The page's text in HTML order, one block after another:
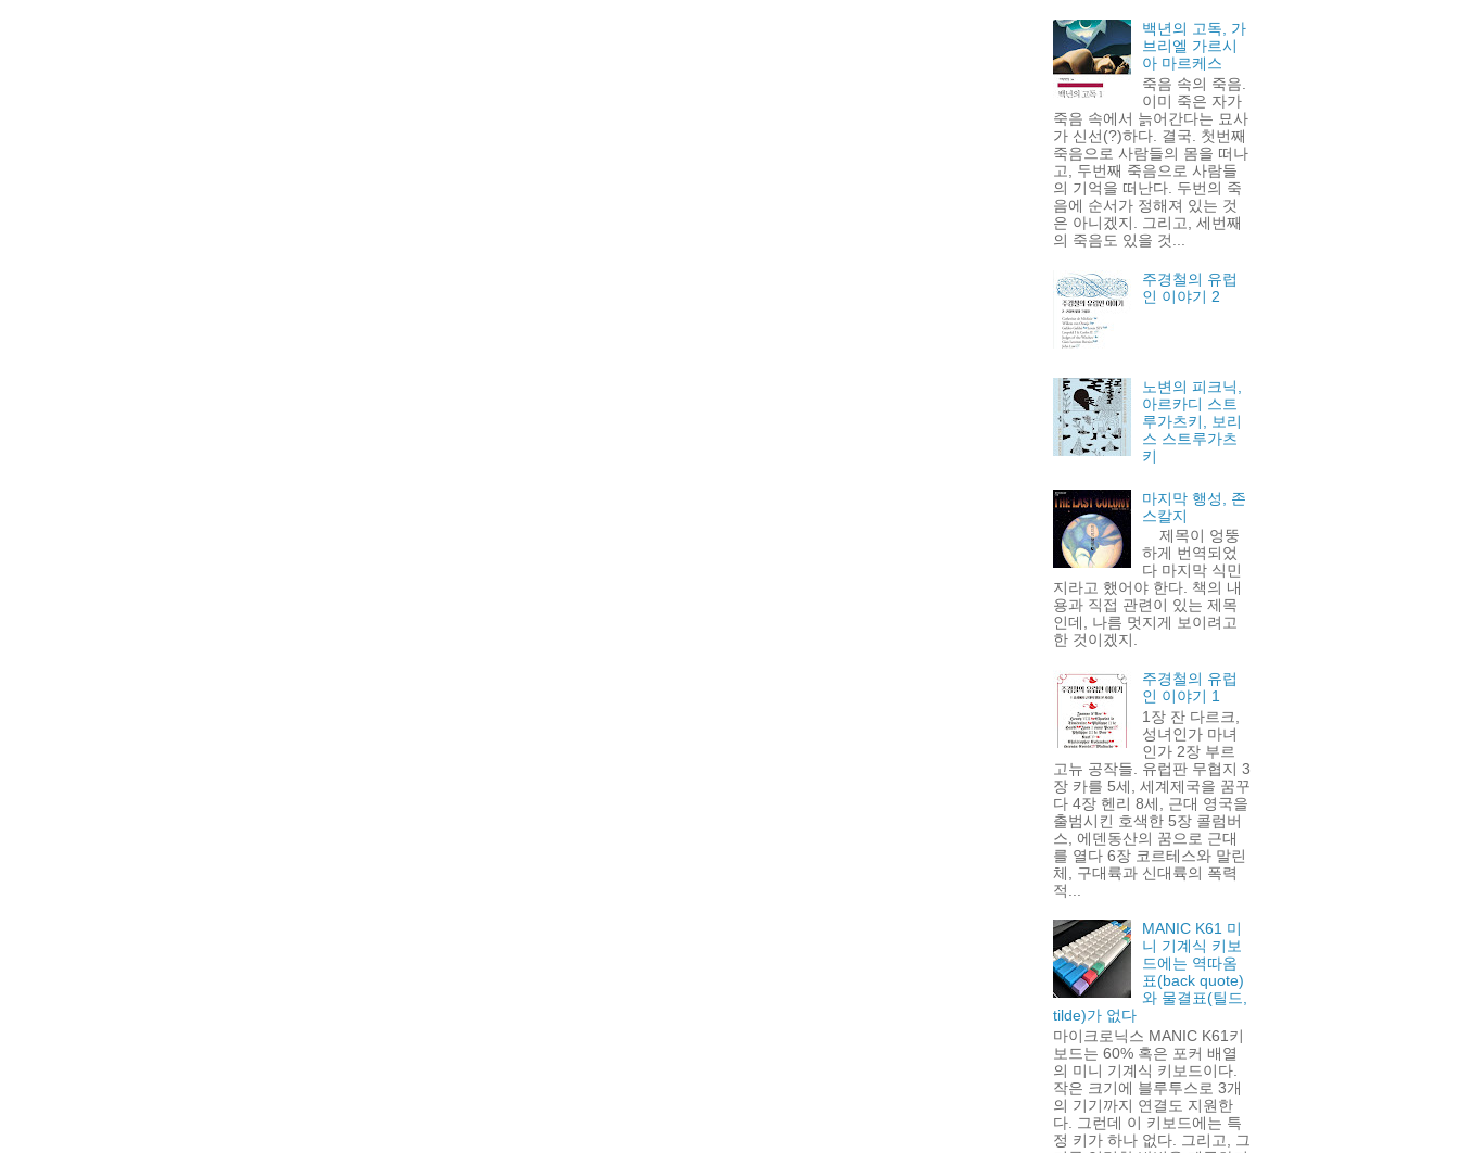
백년의 고독, 가
브리엘 가르시
아 마르케스
죽음 속의 죽음.
이미 죽은 자가
죽음 속에서 늙어간다는 묘사
가 신선(?)하다. 결국. 첫번째
죽음으로 사람들의 몸을 떠나
고, 두번째 죽음으로 사람들
의 기억을 떠난다. 두번의 죽
음에 순서가 정해져 있는 것
은 아니겠지. 그리고, 세번째
의 죽음도 있을 것...
주경철의 유럽
인 이야기 2
노변의 피크닉,
아르카디 스트
루가츠키, 보리
스 스트루가츠
키
마지막 행성, 존
스칼지
제목이 엉뚱
하게 번역되었
다 마지막 식민
지라고 했어야 한다. 책의 내
용과 직접 관련이 있는 제목
인데, 나름 멋지게 보이려고
한 것이겠지.
주경철의 유럽
인 이야기 1
1장 잔 다르크,
성녀인가 마녀
인가 2장 부르
고뉴 공작들. 유럽판 무협지 3
장 카를 5세, 세계제국을 꿈꾸
다 4장 헨리 8세, 근대 영국을
출범시킨 호색한 5장 콜럼버
스, 에덴동산의 꿈으로 근대
를 열다 6장 코르테스와 말린
체, 구대륙과 신대륙의 폭력
적...
MANIC K61 미
니 기계식 키보
드에는 역따옴
표(back quote)
와 물결표(틸드,
tilde)가 없다
마이크로닉스 MANIC K61키
보드는 60% 혹은 포커 배열
의 미니 기계식 키보드이다.
작은 크기에 블루투스로 3개
의 기기까지 연결도 지원한
다. 그런데 이 키보드에는 특
정 키가 하나 없다. 그리고, 그